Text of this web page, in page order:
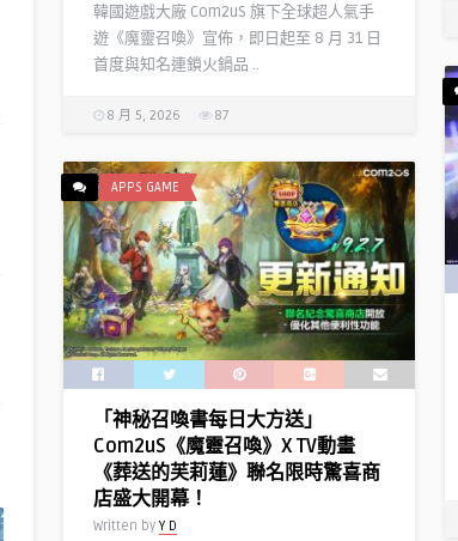
韓國遊戲大廠 Com2uS 旗下全球超人氣手
遊《魔靈召喚》宣佈，即日起至 8 月 31 日
首度與知名連鎖火鍋品 ..
8 月 5, 2026 87
APPS GAME
「神秘召喚書每日大方送」
Com2uS《魔靈召喚》X TV動畫
《葬送的芙莉蓮》聯名限時驚喜商
店盛大開幕！
Written by Y D